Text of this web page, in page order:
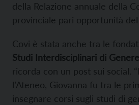
della Relazione annuale della
provinciale pari opportunità
Covi è stata anche tra le
Studi Interdisciplinari di Genere
ricorda con un post sui social.
l’Ateneo, Giovanna fu tra le
insegnare corsi sugli studi di